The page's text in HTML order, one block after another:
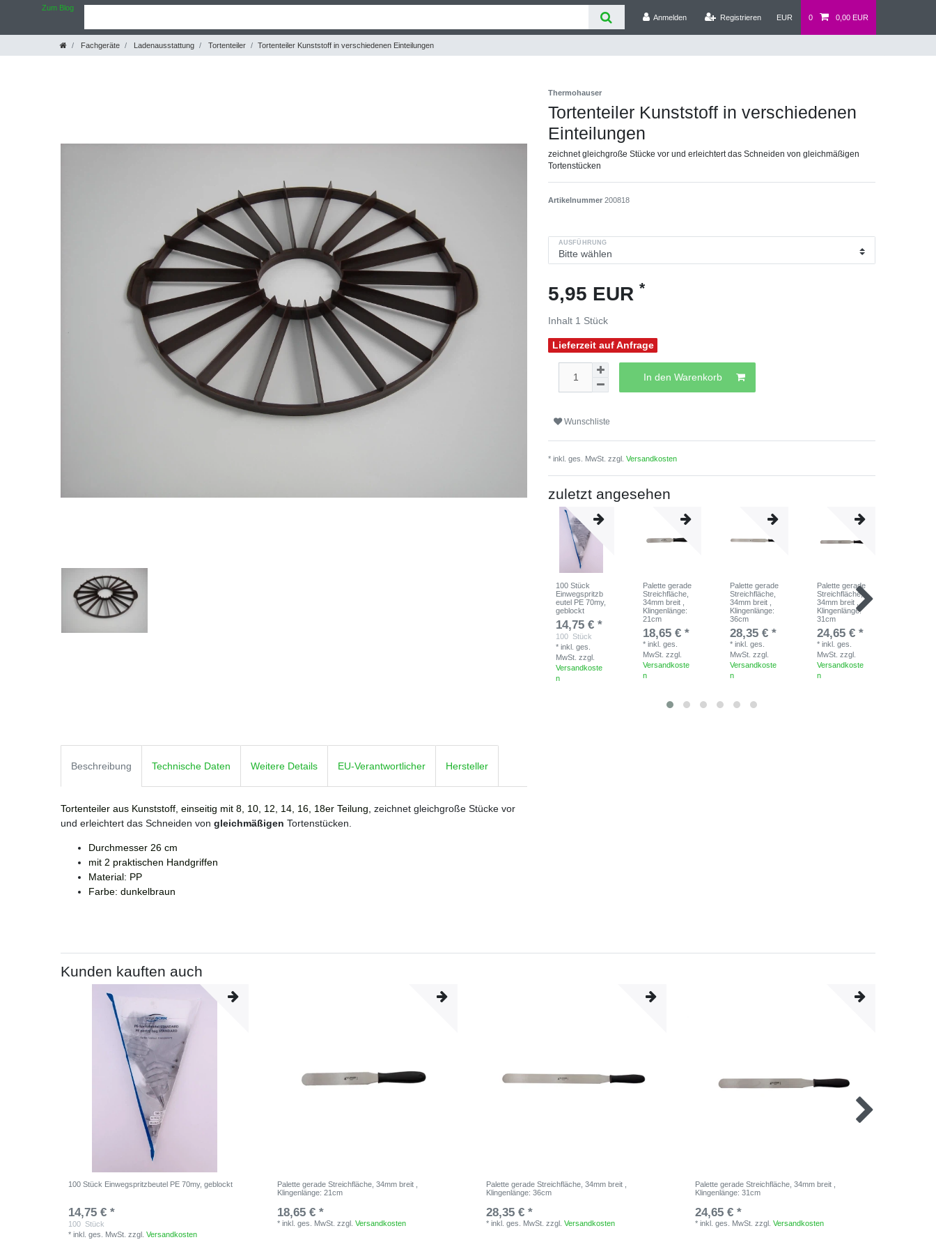
Zum Blog
Anmelden
Registrieren EUR 0 0,00 EUR
Fachgeräte Ladenausstattung Tortenteiler Tortenteiler Kunststoff in verschiedenen Einteilungen
Thermohauser
Tortenteiler Kunststoff in verschiedenen
Einteilungen
zeichnet gleichgroße Stücke vor und erleichtert das Schneiden von gleichmäßigen
Tortenstücken
Artikelnummer 200818
AUSFÜHRUNG
5,95 EUR *
Inhalt 1 Stück
Lieferzeit auf Anfrage
In den Warenkorb
Wunschliste
* inkl. ges. MwSt. zzgl. Versandkosten
zuletzt angesehen
100 Stück
Einwegspritzb
eutel PE 70my,
geblockt
14,75 € *
100 Stück
*inkl. ges.
MwSt. zzgl.
Versandkoste
n
Palette gerade
Streichfläche,
34mm breit
Klingenlänge:
21cm
18,65 € *
*inkl. ges.
MwSt. zzgl.
Versandkoste
n
Palette gerade
Streichfläche,
34mm breit
Klingenlänge:
36cm
28,35 € *
*inkl. ges.
MwSt. zzgl.
Versandkoste
n
Palette gerade
Streichfläche,
34mm breit
Klingenlänge:
31cm
24,65 € *
*inkl. ges.
MwSt. zzgl.
Versandkoste
n
Beschreibung Technische Daten Weitere Details EU-Verantwortlicher Hersteller
Tortenteiler aus Kunststoff, einseitig mit 8, 10, 12, 14, 16, 18er Teilung, zeichnet gleichgroße Stücke vor
und erleichtert das Schneiden von gleichmäßigen Tortenstücken.
Durchmesser 26 cm
mit 2 praktischen Handgriffen
Material: PP
Farbe: dunkelbraun
Kunden kauften auch
100 Stück Einwegspritzbeutel PE 70my, geblockt
14,75 € *
100 Stück
*inkl. ges. MwSt. zzgl.Versandkosten
Palette gerade Streichfläche, 34mm breit
Klingenlänge: 21cm
18,65 € *
*inkl. ges. MwSt. zzgl.Versandkosten
Palette gerade Streichfläche, 34mm breit
Klingenlänge: 36cm
28,35 € *
*inkl. ges. MwSt. zzgl.Versandkosten
Palette gerade Streichfläche, 34mm breit
Klingenlänge: 31cm
24,65 € *
*inkl. ges. MwSt. zzgl.Versandkosten